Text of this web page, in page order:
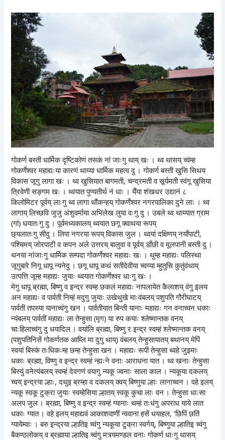
गोकर्ण बस्ती धार्मिक दृष्टिकोणं तसकं नां जाःगु थाय् खः । थ्व थासय् च्वंम्ह
गोकर्णेश्वर महाद्यःया कारणं थाय्या धार्मिक महत्व दु । गोकर्ण बस्ती खुसि सिथय
विकास जूगु लागा खः । थ्व खुसियात बागमती, चन्द्रमती व सूर्यमती स्वंगू खुसिया
त्रिवेणी सङ्गम खः । थ्वयात पुण्यतीर्थ नं धाः । येँया शंखधर उद्यानं ८
किलोमिटर पूर्वय् लाःगु थ्व लागा थौंकन्हय् गोकर्णेश्वर नगरपालिका दुने लाः । थ्व
लागाय् लिच्छवि जुजु अंशुवर्माया अभिलेख लुया वःगु दु । उबले थ्व थाय्यात ग्राम
(गां) धयातःगु दु । पूर्वमध्यकालय् थ्वयात छगू क्वाथया रूपय्
छ्यलातःगु सीदु । लिपा नगरया रूपय् विकास जुल । थ्वयां दक्षिणय् नयाँपाटी,
पश्चिमय् जोरपाटी व कपन अले उत्तरय् बालुवा व पूर्वय् डाँछी व मूलपानी बस्ती दु ।
थनया नांजाःगु धार्मिक सम्पदा गोकर्णेश्वर महाद्यः खः । थुम्ह महाद्यः पलिस्था
जूगुबारे निगू धापू न्यनेदु । छगू धापू कथं सतीदेवीया च्वय्या म्हुतुसि कुतुंवंथाय्
उत्पत्ति जूम्ह महाद्यः जुयाः थ्वयात गोकर्णेश्वर धाःगु खः ।
मेगु धापू ब्रह्मा, बिष्णु व इन्द्र स्वम्ह छकलं महाद्यः नापलायेत कैलाशय् वंगु इलय
अन महाद्यः व पार्वती निम्हं मदुगु जुयाः उखेथुखे माःवंबलय् पशुपति गौरीघाटय्
पार्वती तपस्या यानाच्वंगु खन । पार्वतीयात बिन्ती यानाः महाद्यः गन वनाच्वन धकाः
न्यंबलय् पार्वतीं महाद्यः ला तेन्हुसा (मृग) या रुप कयाः श्लेष्मान्तक वनय्
चाःहिलाच्वंगु दु धयादिल । वयांलि ब्रह्मा, बिष्णु र इन्द्र स्वम्हं श्लेष्मान्तक वनय्
(पशुपतिनिसें गोकर्णतक आम्लि मा दुगु थाय्) वंबलय् तेन्हुसायातय् बथानय् मेपिं
स्वयां बिस्कं तःधिकःम्ह छम्ह तेन्हुसा खन । महाद्यः रूपी तेन्हुसा थ्वहे जुइमाः
धकाः ब्रह्मा, विष्णु व इन्द्र स्वम्हं न्ह्यःने वनाः आराधना यात । थ्व खनाः तेन्हुसा
बिस्युं वनेत्यंबलय् स्वम्हं देवगणं वयागु न्यकू ज्वनाः साला काल । न्यकूया दकलय्
च्वय् इन्द्रया ल्हाः, दथुइ ब्रम्हा व दकलय् क्वय् बिष्णुया ल्हाः लानाच्वन । वहे इलय्
न्यकू स्वकू टुक्रा जुयाः स्वम्हेसिया ल्हातय् स्वकू कुचा लाः वन । तेन्हुसा धाःसा
अलप जुल । ब्रह्मा, बिष्णु व इन्द्र स्वम्हं ग्यानाः थम्हं तःधंगु अपराध याये लात
धकाः ग्यात । वहे इलय् महाद्यवं आकाशवाणीं न्ववाना हसें धयाहल, ‘छिपिं छतिं
ग्यायेम्वाः । बरु इन्द्रया ल्हातिइ च्वंगु न्यकूया टुक्रा स्वर्गय्, बिष्णुया ल्हातिइ च्वंगु
बैकण्ठलोकय् व ब्रह्माया ल्हातिइ च्वंगु मत्र्यमण्डल वनाः गोकर्ण धाःगु थासय्